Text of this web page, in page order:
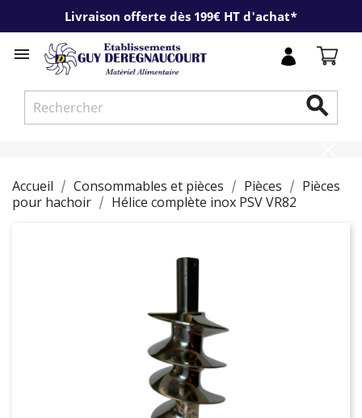
Livraison offerte dès 199€ HT d'achat*


Accueil Consommables et pièces Pièces
Pièces
pour hachoir
Hélice complète inox PSV VR82